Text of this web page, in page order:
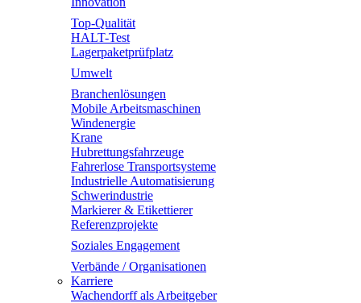
Top-Qualität
HALT-Test
Lagerpaketprüfplatz
Umwelt
Branchenlösungen
Mobile Arbeitsmaschinen
Windenergie
Krane
Hubrettungsfahrzeuge
Fahrerlose Transportsysteme
Industrielle Automatisierung
Schwerindustrie
Markierer & Etikettierer
Referenzprojekte
Soziales Engagement
Verbände / Organisationen
Karriere
Wachendorff als Arbeitgeber